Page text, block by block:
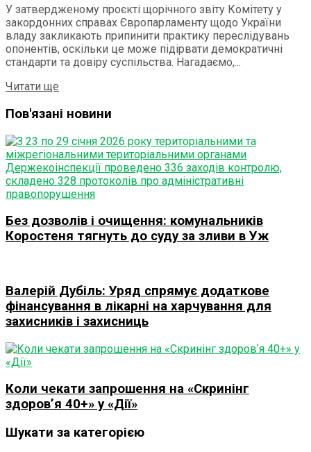
У затвердженому проєкті щорічного звіту Комітету у
закордонних справах Європарламенту щодо України
владу закликають припинити практику переслідувань
опонентів, оскільки це може підірвати демократичні
стандарти та довіру суспільства. Нагадаємо,...
Читати ще
Пов'язані новини
Без дозволів і очищення: комунальників
Коростеня тягнуть до суду за зливи в Уж
Валерій Дубіль: Уряд спрямує додаткове
фінансування в лікарні на харчування для
захисників і захисниць
Коли чекати запрошення на «Скринінг
здоровʼя 40+» у «Дії»
Шукати за категорією